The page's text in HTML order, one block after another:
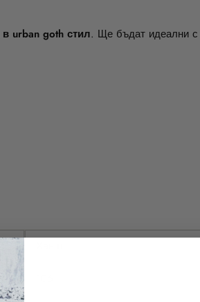
в urban goth стил. Ще бъдат идеални с